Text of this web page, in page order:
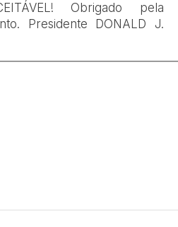
Obrigado pela
Presidente DONALD J.